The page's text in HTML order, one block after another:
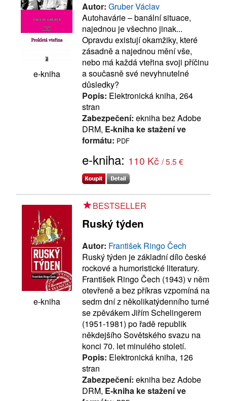
e-kniha
Autor: Gruber Václav
Autohavárie – banální situace,
najednou je všechno jinak...
Opravdu existují okamžiky, které
zásadně a najednou mění vše,
nebo má každá vteřina svoji příčinu
a současně své nevyhnutelné
důsledky?
Popis: Elektronická kniha, 264
stran
Zabezpečení: ekniha bez Adobe
DRM, E-kniha ke stažení ve
formátu: PDF
e-kniha: 110 Kč / 5.5 €
e-kniha
BESTSELLER
Ruský týden
Autor: František Ringo Čech
Ruský týden je základní dílo české
rockové a humoristické literatury.
František Ringo Čech (1943) v něm
otevřeně a bez příkras vzpomíná na
sedm dní z několikatýdenního turné
se zpěvákem Jiřím Schelingerem
(1951-1981) po řadě republik
někdejšího Sovětského svazu na
konci 70. let minulého století.
Popis: Elektronická kniha, 126
stran
Zabezpečení: ekniha bez Adobe
DRM, E-kniha ke stažení ve